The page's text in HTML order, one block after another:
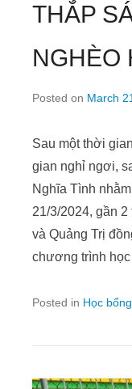
THẮP
NGHÈO
Posted on March
Sau một thời
gian nghỉ ngơi,
Nghĩa Tình
21/3/2024, gần
và Quảng Trị
chương trình
Posted in Học